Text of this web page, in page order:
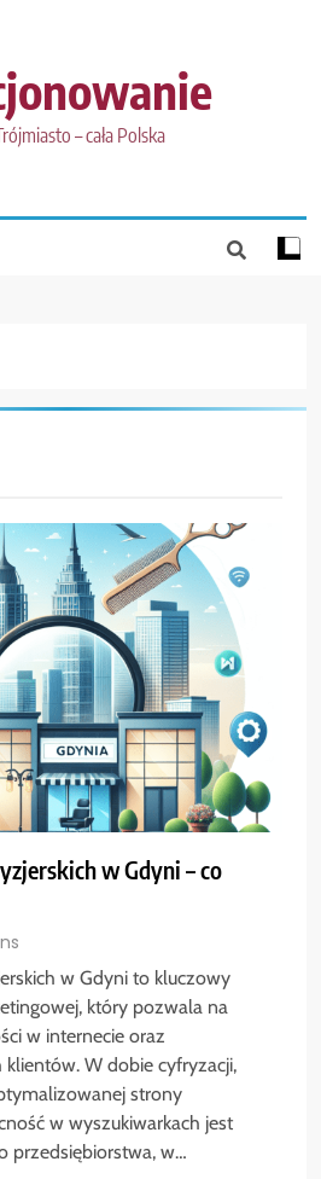
– cała Polska
w Gdyni – co
w Gdyni to kluczowy
który pozwala na
w internecie oraz
W dobie cyfryzacji,
strony
w wyszukiwarkach jest
przedsiębiorstwa, w…